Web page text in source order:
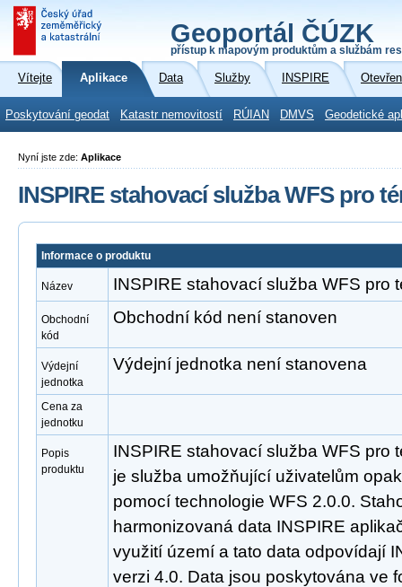
Geoportál ČÚZK
přístup k mapovým produktům a službám
Vítejte Aplikace Data Služby INSPIRE
Poskytování geodat Katastr nemovitostí RÚIAN DMVS Geodetické
Nyní jste zde: Aplikace
INSPIRE stahovací služba WFS pro
Informace o produktu
Název INSPIRE stahovací služba WFS pro
Obchodní
kód
Obchodní kód není stanoven
Výdejní
jednotka
Výdejní jednotka není stanovena
Cena za
jednotku
Popis
produktu
INSPIRE stahovací služba WFS pro
je služba umožňující uživatelům
pomocí technologie WFS 2.0.0.
harmonizovaná data INSPIRE
využití území a tato data odpovídají
verzi 4.0. Data jsou poskytována ve